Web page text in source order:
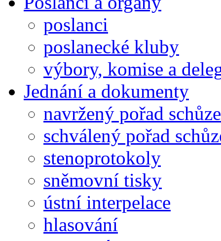
poslanci
poslanecké kluby
výbory, komise a
Jednání a dokumenty
navržený pořad schůze
schválený pořad
stenoprotokoly
sněmovní tisky
ústní interpelace
hlasování